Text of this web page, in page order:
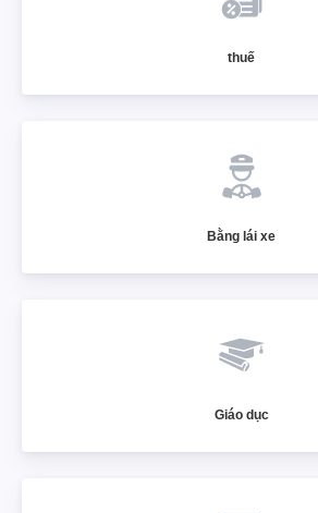
thuế
Bằng lái xe
Giáo dục